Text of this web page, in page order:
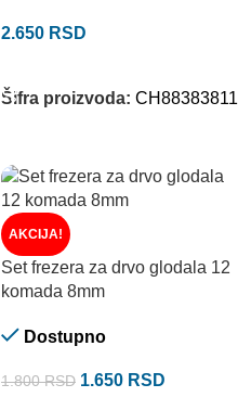
2.650 RSD
Šifra proizvoda: CH88383811
AKCIJA!
Set frezera za drvo glodala 12
komada 8mm
Dostupno
1.800RSD 1.650 RSD